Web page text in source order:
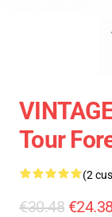
Tour
(2
€30.48 €24.38